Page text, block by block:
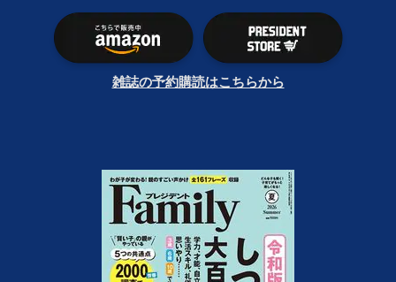
雑誌の予約購読はこちらから